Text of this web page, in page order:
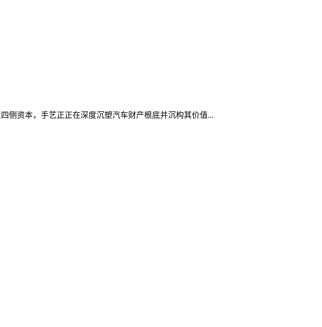
侧资本，手艺正正在深度沉塑汽车财产根底并沉构其价值...